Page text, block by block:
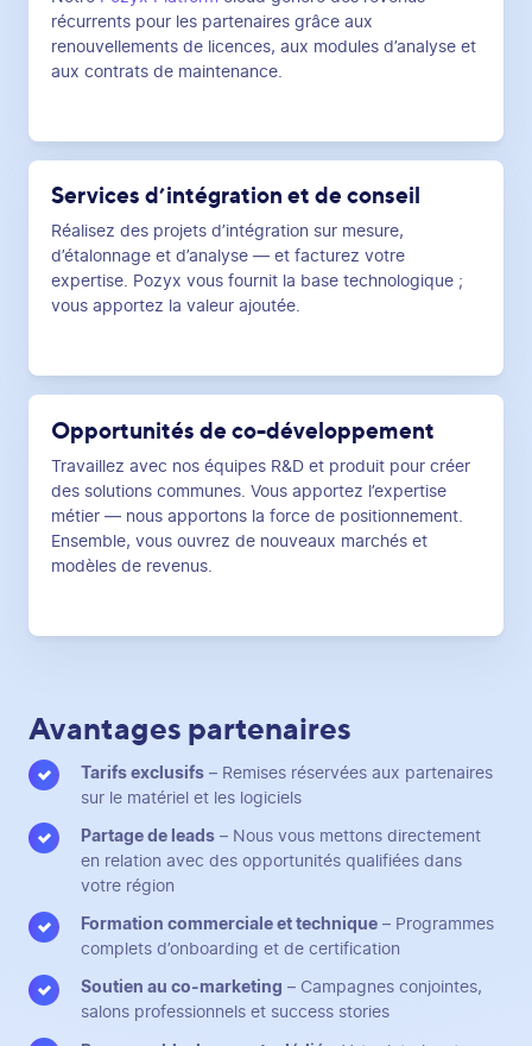
récurrents pour les partenaires grâce aux
renouvellements de licences, aux modules d’analyse et
aux contrats de maintenance.
Services d’intégration et de conseil
Réalisez des projets d’intégration sur mesure,
d’étalonnage et d’analyse — et facturez votre
expertise. Pozyx vous fournit la base technologique ;
vous apportez la valeur ajoutée.
Opportunités de co-développement
Travaillez avec nos équipes R&D et produit pour créer
des solutions communes. Vous apportez l’expertise
métier — nous apportons la force de positionnement.
Ensemble, vous ouvrez de nouveaux marchés et
modèles de revenus.
Avantages partenaires
Tarifs exclusifs – Remises réservées aux partenaires
sur le matériel et les logiciels
Partage de leads – Nous vous mettons directement
en relation avec des opportunités qualifiées dans
votre région
Formation commerciale et technique – Programmes
complets d’onboarding et de certification
Soutien au co-marketing – Campagnes conjointes,
salons professionnels et success stories